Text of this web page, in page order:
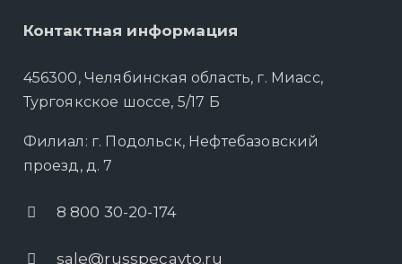
Контактная информация
456300, Челябинская область, г. Миасс,
Тургоякское шоссе, 5/17 Б
Филиал: г. Подольск, Нефтебазовский
проезд, д. 7
8 800 30-20-174
sale@russpecavto.ru